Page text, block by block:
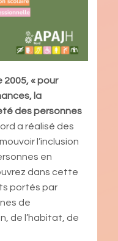
2005, « pour
la
des personnes
a réalisé des
l’inclusion
en
dans cette
portés par
de
de l’habitat, de